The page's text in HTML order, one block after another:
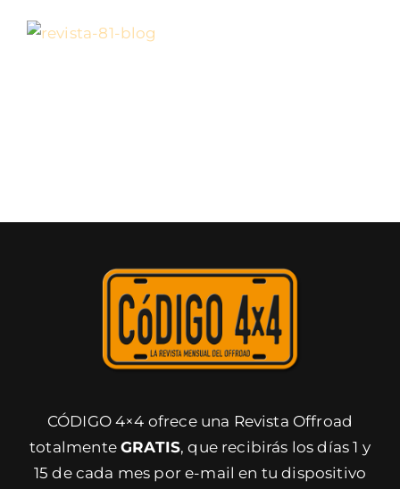
CÓDIGO 4×4 ofrece una Revista Offroad
totalmenteGRATIS, que recibirás los días 1 y
15 de cada mes por e-mail en tu dispositivo